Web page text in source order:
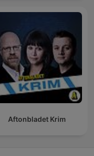
Aftonbladet Krim